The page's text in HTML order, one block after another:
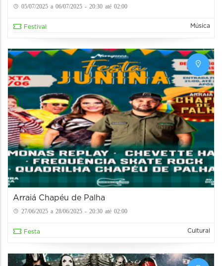
05/07/2025 a 06/07/2025 - 20:30 até 02:00
Festival Música
Arraiá Chapéu de Palha
27/06/2025 a 28/06/2025 - 20:30 até 02:00
Festa Cultural